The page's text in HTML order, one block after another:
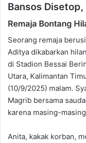
Bansos
Remaja Bontang
Seorang remaja
Aditya dikabarkan
di Stadion Bessai
Utara, Kalimantan
(10/9/2025) malam.
Magrib bersama
karena masing-
Anita, kakak korban,